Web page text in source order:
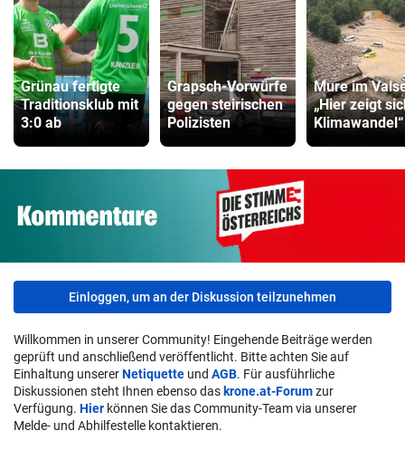
Grünau fertigte
Traditionsklub mit
3:0 ab
Grapsch-Vorwürfe
gegen steirischen
Polizisten
Mure im
„Hier zeigt
Klimawandel“
Einloggen, um an der Diskussion teilzunehmen
Willkommen in unserer Community! Eingehende Beiträge werden
geprüft und anschließend veröffentlicht. Bitte achten Sie auf
Einhaltung unsererNetiquette und AGB. Für ausführliche
Diskussionen steht Ihnen ebenso das krone.at-Forumzur
Verfügung. Hier können Sie das Community-Team via unserer
Melde- und Abhilfestelle kontaktieren.